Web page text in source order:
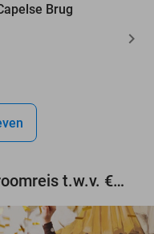
Brug
Maak gratis kans op een droomreis t.w.v. €3.000!